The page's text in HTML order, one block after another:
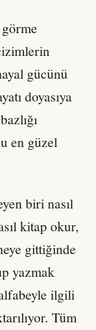
gücünü
doyasıya
en güzel
biri nasıl
kitap okur,
gittiğinde
yazmak
ilgili
Tüm